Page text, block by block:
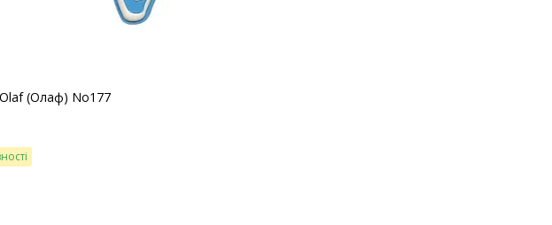
(Олаф) No177